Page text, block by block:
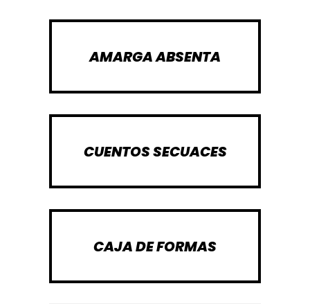
AMARGA ABSENTA
CUENTOS SECUACES
CAJA DE FORMAS